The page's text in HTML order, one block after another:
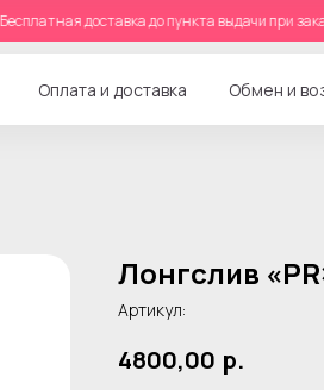
Бесплатная доставка до пункта выдачи при
Оплата и доставка Обмен и
Лонгслив
Артикул:
4800,00 р.